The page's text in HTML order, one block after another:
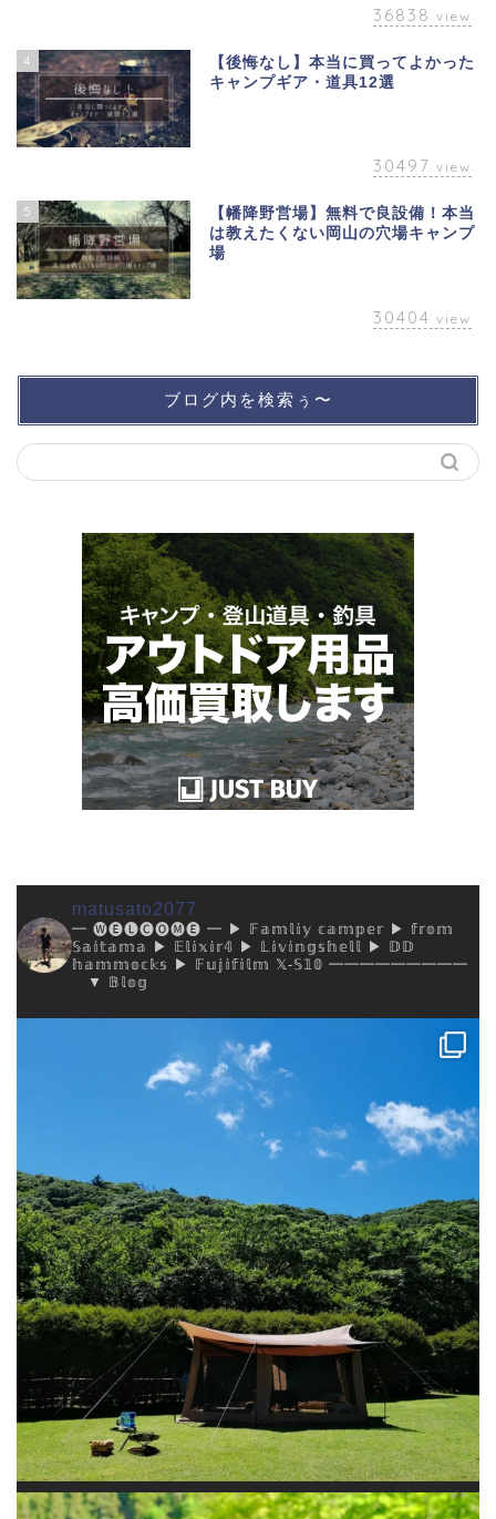
36838 view
4
【後悔なし】本当に買ってよかった
キャンプギア・道具12選
30497 view
5
【幡降野営場】無料で良設備！本当
は教えたくない岡山の穴場キャンプ
場
30404 view
ブログ内を検索ぅ〜
matusato2077
━ 🅦🅔🅛🅒🅞🅜🅔 ━ ▶︎ 𝔽𝕒𝕞𝕝𝕚𝕪 𝕔𝕒𝕞𝕡𝕖𝕣 ▶︎ 𝕗𝕣𝕠𝕞
𝕊𝕒𝕚𝕥𝕒𝕞𝕒 ▶︎ 𝔼𝕝𝕚𝕩𝕚𝕣𝟜 ▶︎ 𝕃𝕚𝕧𝕚𝕟𝕘𝕤𝕙𝕖𝕝𝕝 ▶︎ 𝔻𝔻
𝕙𝕒𝕞𝕞𝕠𝕔𝕜𝕤 ▶︎ 𝔽𝕦𝕛𝕚𝕗𝕚𝕝𝕞 𝕏-𝕊𝟙𝟘 ━━━━━━━━━
▼ 𝔹𝕝𝕠𝕘
今年も行ってきました沼津市民の森キャンプ場！ 海水浴と観光がメイン